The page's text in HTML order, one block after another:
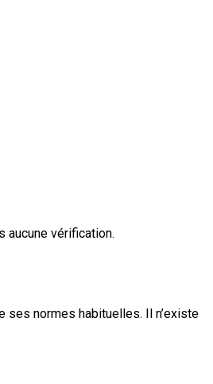
aucune vérification.
ses normes habituelles. Il n’existe